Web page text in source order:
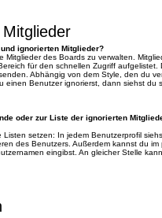
ignorierten Mitglieder?
des Boards zu verwalten.
für den schnellen Zugriff
Abhängig von dem Style, den du
einen Benutzer ignorierst, dann siehst du
oder zur Liste der ignorierten
setzen: In jedem Benutzerprofil
des Benutzers. Außerdem kannst du
eingibst. An gleicher Stelle